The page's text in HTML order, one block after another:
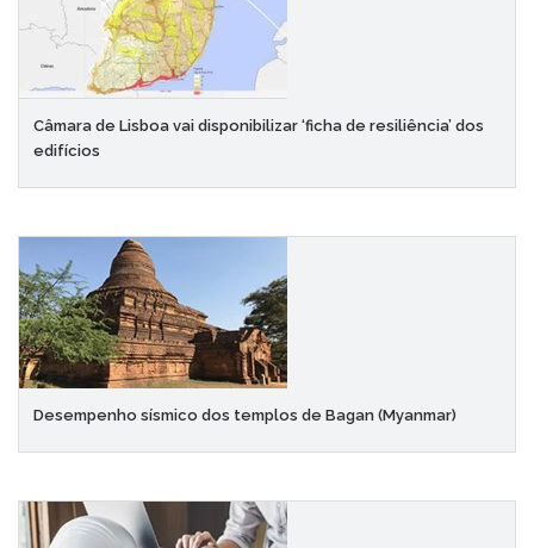
Câmara de Lisboa vai disponibilizar ‘ficha de resiliência’ dos
edifícios
Desempenho sísmico dos templos de Bagan (Myanmar)